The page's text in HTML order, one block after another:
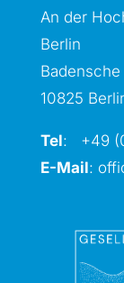
An der
Berlin
Badensche
10825
Tel: +49
E-Mail: